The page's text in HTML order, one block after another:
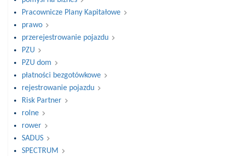
Pracownicze Plany Kapitałowe
prawo
przerejestrowanie pojazdu
PZU
PZU dom
płatności bezgotówkowe
rejestrowanie pojazdu
Risk Partner
rolne
rower
SADUS
SPECTRUM